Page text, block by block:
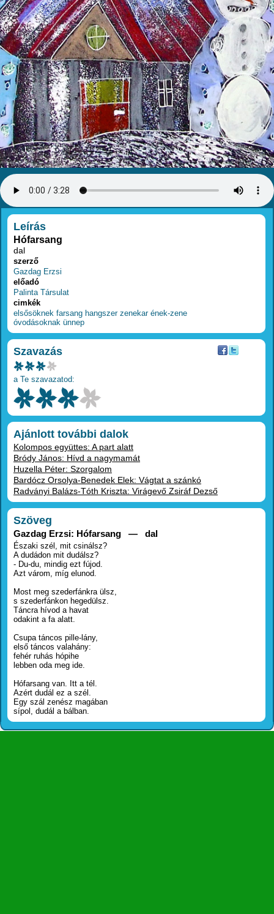
RÉSZLETEK
Leírás
Hófarsang
dal
szerző
Gazdag Erzsi
előadó
Palinta Társulat
cimkék
elsősöknek farsang hangszer zenekar ének-zene
óvodásoknak ünnep
Szavazás
a Te szavazatod:
Ajánlott további dalok
Kolompos együttes: A part alatt
Bródy János: Hívd a nagymamát
Huzella Péter: Szorgalom
Bardócz Orsolya-Benedek Elek: Vágtat a szánkó
Radványi Balázs-Tóth Kriszta: Virágevő Zsiráf Dezső
Szöveg
Gazdag Erzsi: Hófarsang — dal
Északi szél, mit csinálsz?
A dudádon mit dudálsz?
- Du-du, mindig ezt fújod.
Azt várom, míg elunod.
Most meg szederfánkra ülsz,
s szederfánkon hegedülsz.
Táncra hívod a havat
odakint a fa alatt.
Csupa táncos pille-lány,
első táncos valahány:
fehér ruhás hópihe
lebben oda meg ide.
Hófarsang van. Itt a tél.
Azért dudál ez a szél.
Egy szál zenész magában
sípol, dudál a bálban.